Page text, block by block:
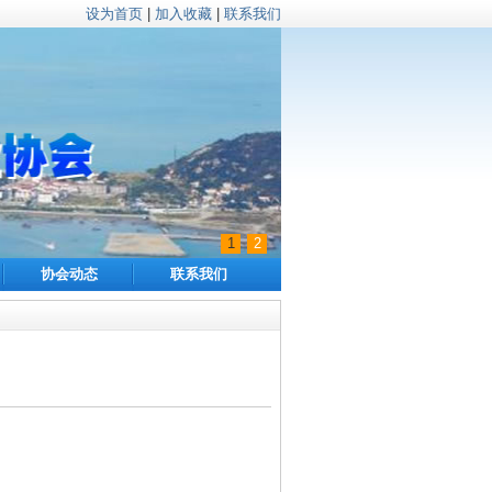
设为首页 加入收藏 联系我们
1
2
协会动态
联系我们